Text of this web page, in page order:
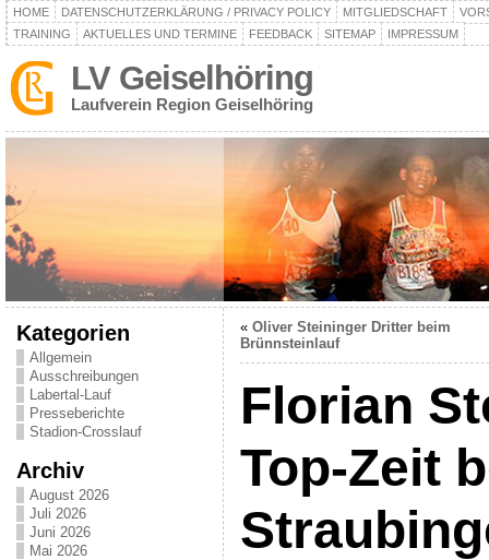
HOME DATENSCHUTZERKLÄRUNG / PRIVACY POLICY MITGLIEDSCHAFT
TRAINING
AKTUELLES UND TERMINE FEEDBACK SITEMAP IMPRESSUM
LV Geiselhöring
Laufverein Region Geiselhöring
Kategorien
Allgemein
Ausschreibungen
Labertal-Lauf
Presseberichte
Stadion-Crosslauf
Archiv
August 2026
Juli 2026
Juni 2026
Mai 2026
« Oliver Steininger Dritter beim
Brünnsteinlauf
Florian
Top-Zeit